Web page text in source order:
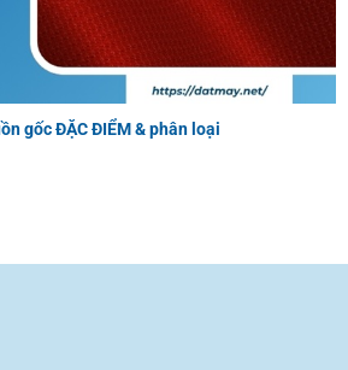
gốc ĐẶC ĐIỂM & phân loại